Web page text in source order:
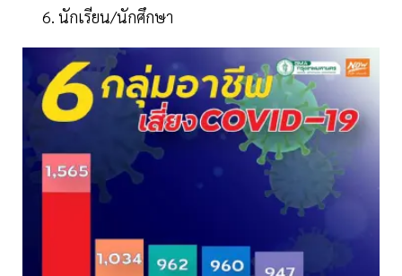
นักเรียน/นักศึกษา